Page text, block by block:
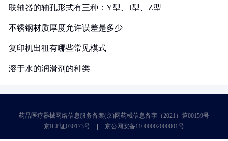
联轴器的轴孔形式有三种：Y型、J型、Z型
不锈钢材质厚度允许误差是多少
复印机出租有哪些常见模式
溶于水的润滑剂的种类
药品医疗器械网络信息服务备案(京)网药械信息备字（2021）第00159号
京ICP证030173号
京公网安备11000002000001号